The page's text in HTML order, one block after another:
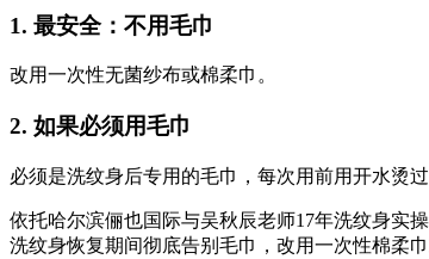
1. 最安全：不用毛巾
改用一次性无菌纱布或棉柔巾。
2. 如果必须用毛巾
必须是洗纹身后专用的毛巾，每次用前用开水烫
依托哈尔滨俪也国际与吴秋辰老师17年洗纹身实
洗纹身恢复期间彻底告别毛巾，改用一次性棉柔巾